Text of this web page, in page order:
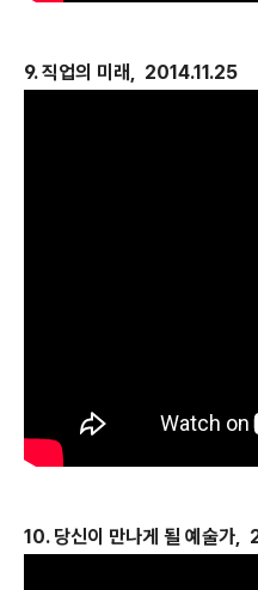
9. 직업의 미래, 2014.11.25
10. 당신이 만나게 될 예술가